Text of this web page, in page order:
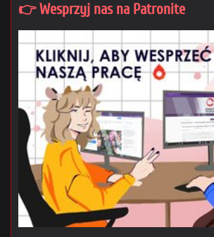
👉 Wesprzyj nas na Patronite